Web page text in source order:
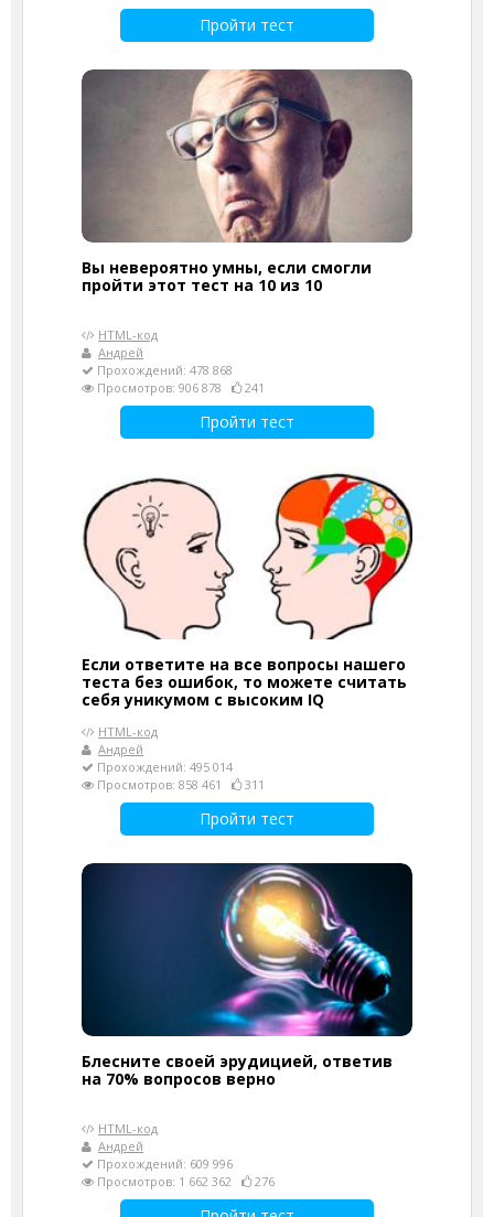
Пройти тест
Вы невероятно умны, если смогли
пройти этот тест на 10 из 10
HTML-код
Андрей
Прохождений: 478 868
Просмотров: 906 878
241
Пройти тест
Если ответите на все вопросы нашего
теста без ошибок, то можете считать
себя уникумом с высоким IQ
HTML-код
Андрей
Прохождений: 495 014
Просмотров: 858 461
311
Пройти тест
Блесните своей эрудицией, ответив
на 70% вопросов верно
HTML-код
Андрей
Прохождений: 609 996
Просмотров: 1 662 362
276